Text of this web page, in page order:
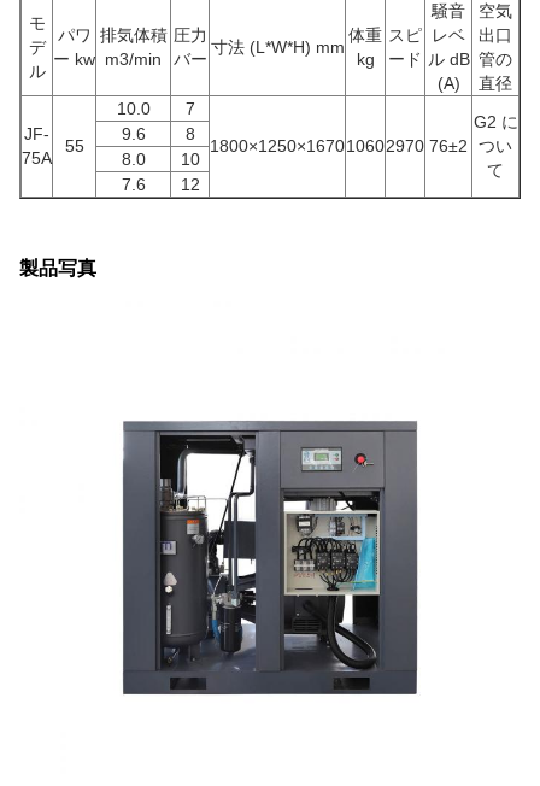
モ
デ
ル
パワ
ー kw
排気体積
m3/min
圧力
バー
寸法 (L*W*H) mm
体重
kg
スピ
ード
騒音
レベ
ル dB
(A)
空気
出口
管の
直径
JF-
75A
55
10.0
7
1800×1250×167010602970 76±2
G2 に
つい
て
9.6
8
8.0
10
7.6
12
製品写真